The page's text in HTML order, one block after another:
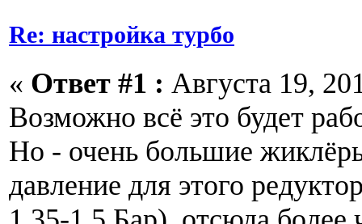
Re: настройка турбо
« Ответ #1 : Августа 19,
Возможно всё это будет
Но - очень большие
давление для этого